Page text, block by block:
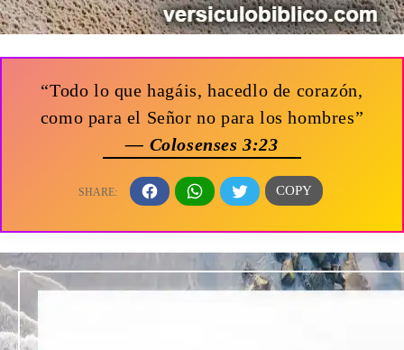
“Todo lo que hagáis, hacedlo de corazón,
como para el Señor no para los hombres”
— Colosenses 3:23